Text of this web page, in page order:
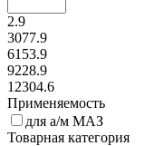
2.9
3077.9
6153.9
9228.9
12304.6
Применяемость
для а/м МАЗ
Товарная категория